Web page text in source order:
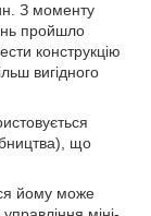
З моменту
пройшло
конструкцію
вигідного
що
йому може